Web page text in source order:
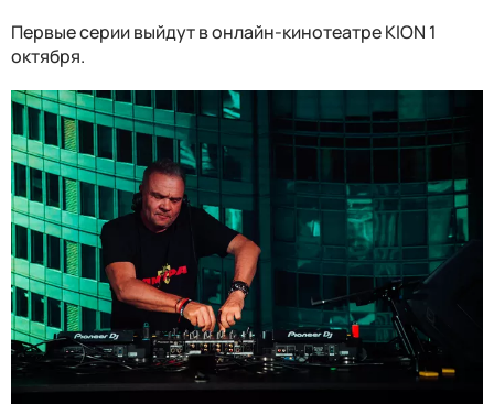
Первые серии выйдут в онлайн-кинотеатре KION 1
октября.